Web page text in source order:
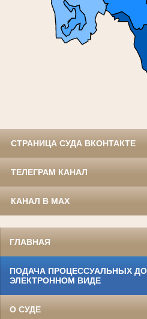
СТРАНИЦА СУДА ВКОНТАКТЕ
ТЕЛЕГРАМ КАНАЛ
КАНАЛ В MAX
ГЛАВНАЯ
ПОДАЧА ПРОЦЕССУАЛЬНЫХ
ЭЛЕКТРОННОМ ВИДЕ
О СУДЕ